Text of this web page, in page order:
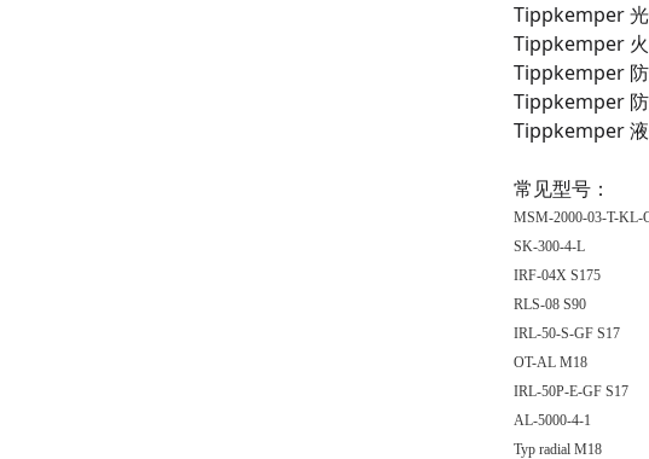
Tippkemper
Tippkemper
Tippkemper
Tippkemper
Tippkemper
常见型号：
MSM-2000-03-T-KL-
SK-300-4-L
IRF-04X S175
RLS-08 S90
IRL-50-S-GF S17
OT-AL M18
IRL-50P-E-GF S17
AL-5000-4-1
Typ radial M18